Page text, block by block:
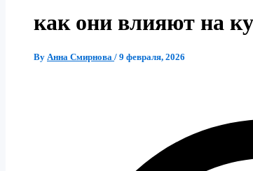
как они влияют на
By Анна Смирнова / 9 февраля, 2026